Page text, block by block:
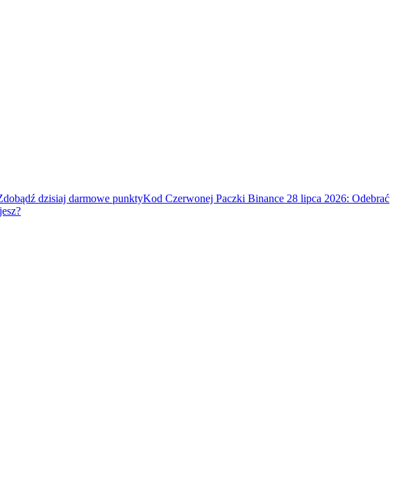
dzisiaj darmowe punktyKod Czerwonej Paczki Binance 28 lipca 2026: Odebrać